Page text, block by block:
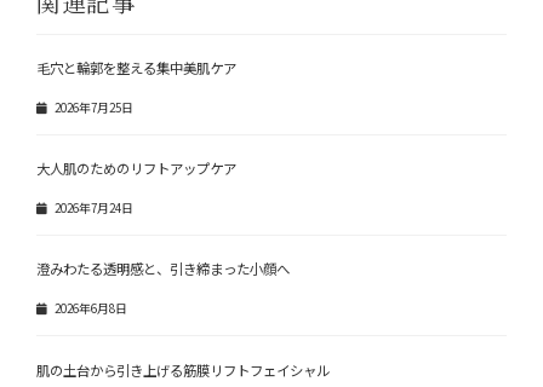
毛穴と輪郭を整える集中美肌ケア
2026年7月25日
大人肌のためのリフトアップケア
2026年7月24日
澄みわたる透明感と、引き締まった小顔へ
2026年6月8日
肌の土台から引き上げる筋膜リフトフェイシャル